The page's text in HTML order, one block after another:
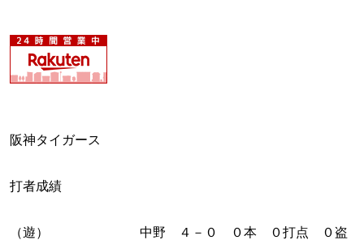
阪神タイガース
打者成績
（遊） 中野 ４－０ ０本 ０打点 ０盗